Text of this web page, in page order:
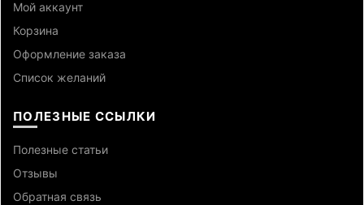
Мой аккаунт
Корзина
Оформление заказа
Список желаний
ПОЛЕЗНЫЕ ССЫЛКИ
Полезные статьи
Отзывы
Обратная связь